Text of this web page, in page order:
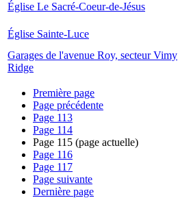
Église Le Sacré-Coeur-de-Jésus
Église Sainte-Luce
Garages de l'avenue Roy, secteur Vimy
Ridge
Première page
Page précédente
Page 113
Page 114
Page 115 (page actuelle)
Page 116
Page 117
Page suivante
Dernière page